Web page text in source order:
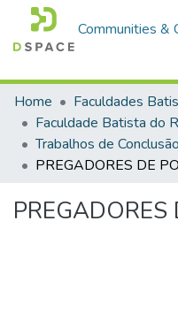
Communities &
Home
Faculdades
PREGADORES DE
PREGADORES